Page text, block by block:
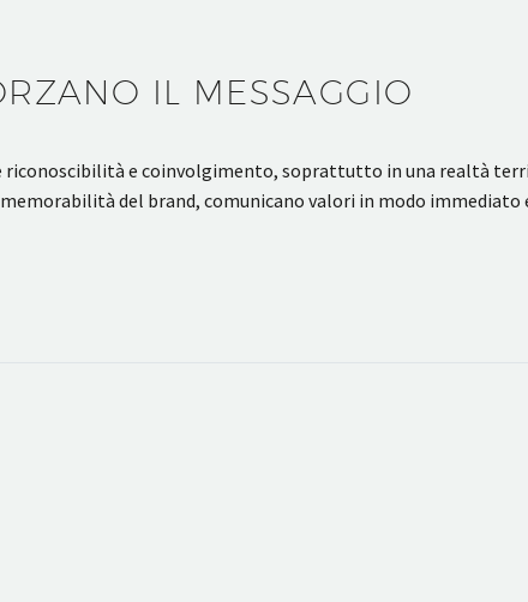
IL MESSAGGIO
e coinvolgimento, soprattutto in una realtà
del brand, comunicano valori in modo